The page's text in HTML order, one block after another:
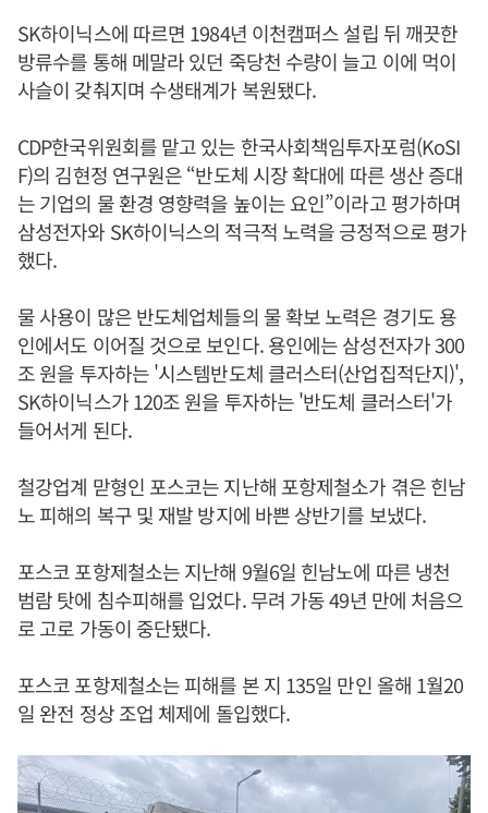
SK하이닉스에 따르면 1984년 이천캠퍼스 설립 뒤 깨끗한
방류수를 통해 메말라 있던 죽당천 수량이 늘고 이에 먹이
사슬이 갖춰지며 수생태계가 복원됐다.
CDP한국위원회를 맡고 있는 한국사회책임투자포럼(KoSI
F)의 김현정 연구원은 “반도체 시장 확대에 따른 생산 증대
는 기업의 물 환경 영향력을 높이는 요인”이라고 평가하며
삼성전자와 SK하이닉스의 적극적 노력을 긍정적으로 평가
했다.
물 사용이 많은 반도체업체들의 물 확보 노력은 경기도 용
인에서도 이어질 것으로 보인다. 용인에는 삼성전자가 300
조 원을 투자하는 '시스템반도체 클러스터(산업집적단지)',
SK하이닉스가 120조 원을 투자하는 '반도체 클러스터'가
들어서게 된다.
철강업계 맏형인 포스코는 지난해 포항제철소가 겪은 힌남
노 피해의 복구 및 재발 방지에 바쁜 상반기를 보냈다.
포스코 포항제철소는 지난해 9월6일 힌남노에 따른 냉천
범람 탓에 침수피해를 입었다. 무려 가동 49년 만에 처음으
로 고로 가동이 중단됐다.
포스코 포항제철소는 피해를 본 지 135일 만인 올해 1월20
일 완전 정상 조업 체제에 돌입했다.